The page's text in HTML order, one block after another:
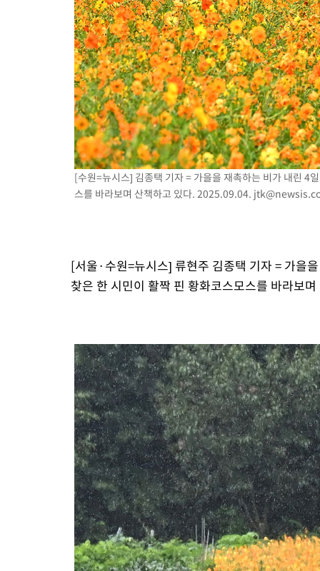
[수원=뉴시스] 김종택 기자 = 가을을 재촉하는 비가 내린 4
스를 바라보며 산책하고 있다. 2025.09.04.
[서울·수원=뉴시스] 류현주 김종택 기자 = 가을
찾은 한 시민이 활짝 핀 황화코스모스를 바라보